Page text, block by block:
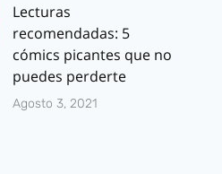
Lecturas
recomendadas: 5
cómics picantes que no
puedes perderte
Agosto 3, 2021